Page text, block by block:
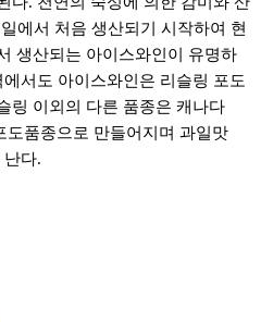
에서 처음 생산되기 시작하여 현
생산되는 아이스와인이 유명하
서도 아이스와인은 리슬링 포도
링 이외의 다른 품종은 캐나다
품종으로 만들어지며 과일맛
난다.